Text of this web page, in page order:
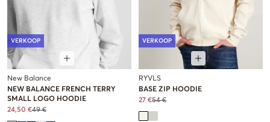
VERKOOP
New Balance
NEW BALANCE FRENCH TERRY
SMALL LOGO HOODIE
24,50 €49 €
VERKOOP
RYVLS
BASE ZIP HOODIE
27 €54 €